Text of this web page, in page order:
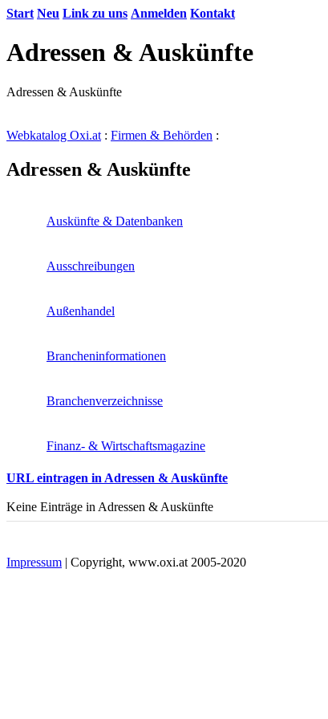
Start Neu Link zu uns Anmelden Kontakt
Adressen & Auskünfte
Adressen & Auskünfte
Webkatalog Oxi.at : Firmen & Behörden :
Adressen & Auskünfte
Auskünfte & Datenbanken
Ausschreibungen
Außenhandel
Brancheninformationen
Branchenverzeichnisse
Finanz- & Wirtschaftsmagazine
URL eintragen in Adressen & Auskünfte
Keine Einträge in Adressen & Auskünfte
Impressum | Copyright, www.oxi.at 2005-2020